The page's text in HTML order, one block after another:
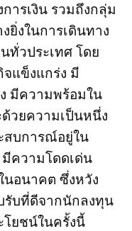
ารเงิน รวมถึงกลุ่ม
ยิ่งในการเดินทาง
ทั่วประเทศ โดย
แข็งแกร่ง มี
มีความพร้อมใน
วยความเป็นหนึ่ง
สบการณ์อยู่ใน
ความโดดเด่น
นอนาคต ซึ่งหวัง
รับที่ดีจากนักลงทุน
โยชน์ในครั้งนี้